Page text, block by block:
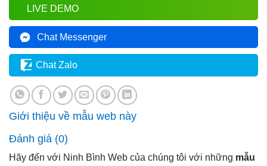
LIVE DEMO
Chat Messenger
Chat Zalo
Giới thiệu về mẫu web này
Đánh giá (0)
Hãy đến với Ninh Bình Web của chúng tôi với những mẫu